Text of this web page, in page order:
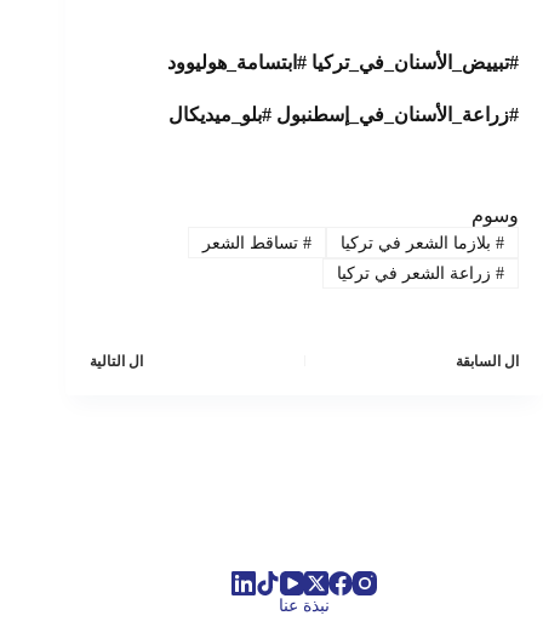
#تبييض_الأسنان_في_تركيا #ابتسامة_هوليوود
#زراعة_الأسنان_في_إسطنبول #بلو_ميديكال
وسوم
#بلازما الشعر في تركيا #تساقط الشعر
#زراعة الشعر في تركيا
ال السابقة ال التالية
نبذة عنا